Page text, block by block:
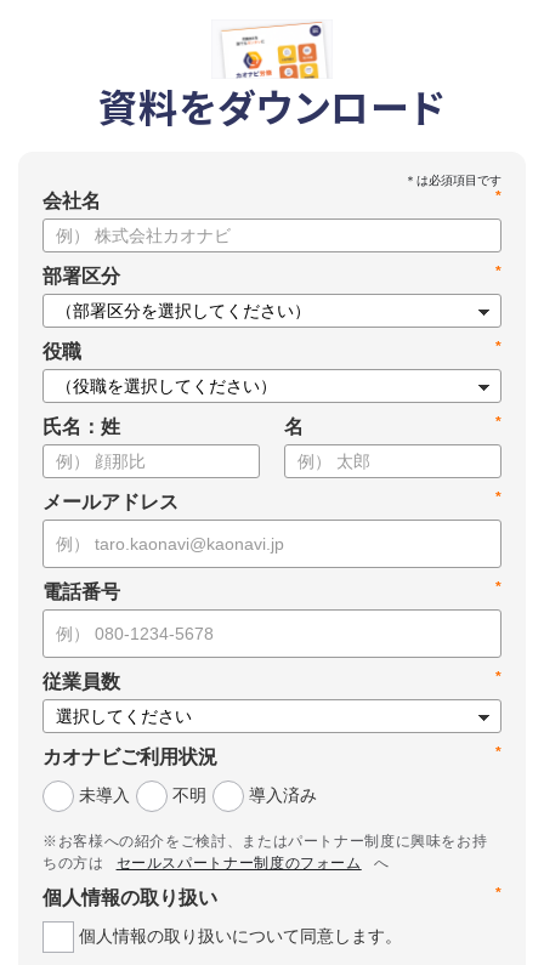
資料をダウンロード
*
会社名
*
部署区分
*
役職
氏名：姓 *
名
*
メールアドレス
*
電話番号
*
従業員数
*
カオナビご利用状況
未導入
不明 導入済み
※お客様への紹介をご検討、またはパートナー制度に興味をお持
ちの方は
セールスパートナー制度のフォーム
へ
*
個人情報の取り扱い
個人情報の取り扱いについて同意します。